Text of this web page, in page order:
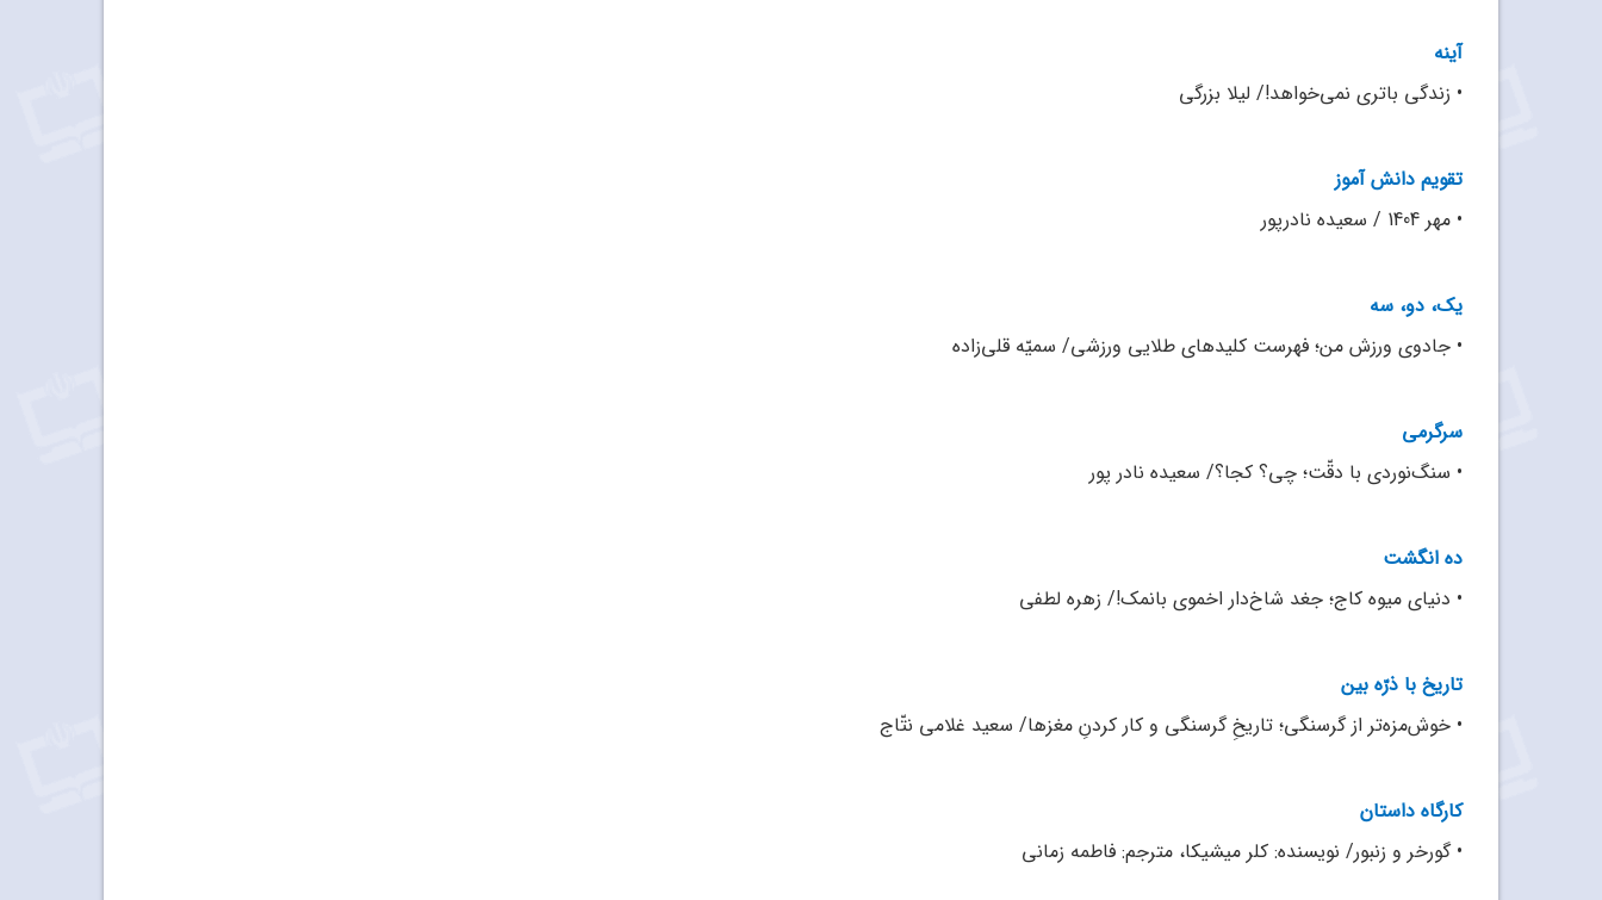
آینه
• زندگی باتری نمی‌خواهد!/ لیلا بزرگی
تقویم دانش آموز
• مهر 1404 / سعیده نادرپور
یک، دو، سه
• جادوی ورزش من؛ فهرست کلیدهای طلایی ورزشی/ سمیّه قلى‌زاده
سرگرمی
• سنگ‌نوردی با دقّت؛ چی؟ کجا؟/ سعیده نادر پور
ده انگشت
• دنیای میوه کاج؛ جغد شاخ‌دار اخموی بانمک!/ زهره لطفی
تاریخ با ذرّه بین
• خوش‌مزه‌تر از گرسنگی؛ تاریخِ گرسنگی و کار کردنِ مغزها/ سعید غلامی نتّاج
کارگاه داستان
•گورخر و زنبور/ نویسنده: کلر میشیکا، مترجم: فاطمه زمانی